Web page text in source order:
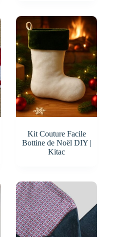
Kit Couture Facile
Bottine de Noël DIY |
Kitac